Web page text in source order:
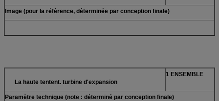
Image (pour la référence, déterminée par conception finale)
La haute tentent. turbine d'expansion
1 ENSEMBLE
Paramètre technique (note : déterminé par conception finale)